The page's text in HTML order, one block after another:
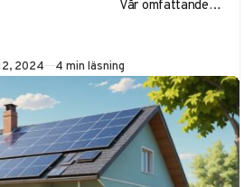
Vår omfattande
per m2 till
långsiktiga
besparingar. Klicka
för prisinsikt!
2024 4 min läsning